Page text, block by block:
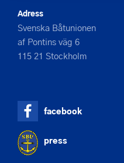
Adress
Svenska Båtunionen
af Pontins väg 6
115 21 Stockholm
facebook
press